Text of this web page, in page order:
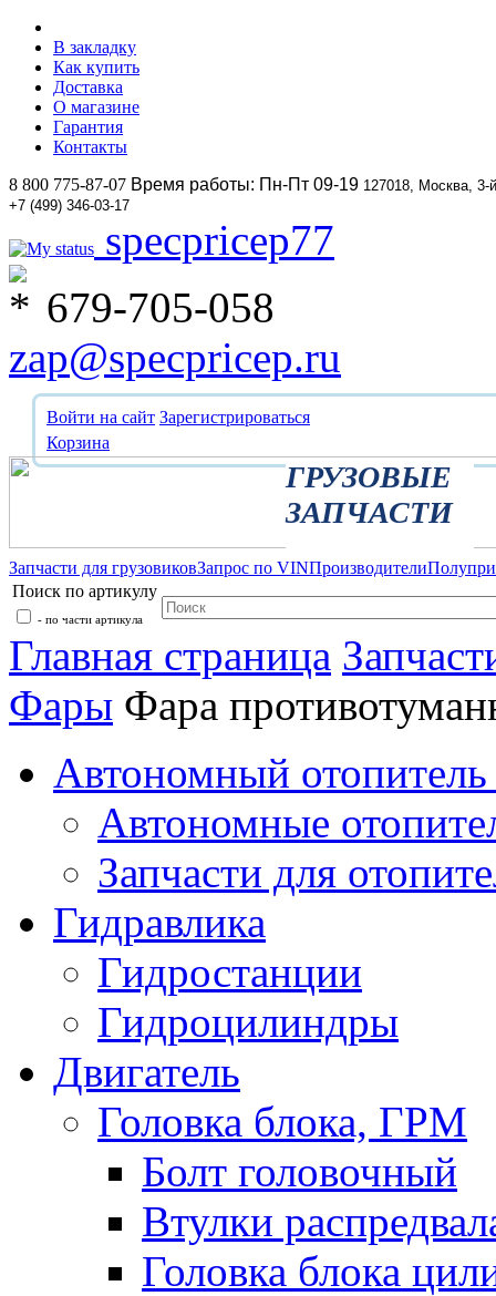
В закладку
Как купить
Доставка
О магазине
Гарантия
Контакты
8 800 775-87-07 Время работы: Пн-Пт 09-19 127018, Москва,
+7 (499) 346-03-17
specpricep77
679-705-058
zap@specpricep.ru
Войти на сайт Зарегистрироваться
Корзина
ГРУЗОВЫЕ
ЗАПЧАСТИ
Запчасти для грузовиковЗапрос по VINПроизводители
Поиск по артикулу
- по части артикула
Главная страница
Фары Фара
Автономный отопитель
Автономные
Запчасти для
Гидравлика
Гидростанции
Гидроцилиндры
Двигатель
Головка блока, ГРМ
Болт головочный
Втулки
Головка блока